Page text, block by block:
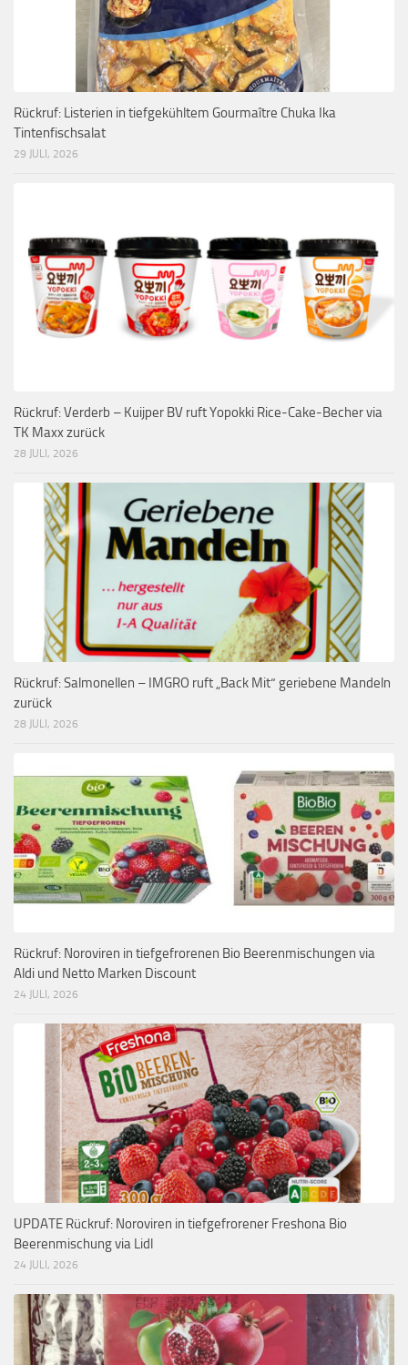
Rückruf: Listerien in tiefgekühltem Gourmaître Chuka Ika
Tintenfischsalat
29 JULI, 2026
Rückruf: Verderb – Kuijper BV ruft Yopokki Rice-Cake-Becher via
TK Maxx zurück
28 JULI, 2026
Rückruf: Salmonellen – IMGRO ruft „Back Mit“ geriebene Mandeln
zurück
28 JULI, 2026
Rückruf: Noroviren in tiefgefrorenen Bio Beerenmischungen via
Aldi und Netto Marken Discount
24 JULI, 2026
UPDATE Rückruf: Noroviren in tiefgefrorener Freshona Bio
Beerenmischung via Lidl
24 JULI, 2026